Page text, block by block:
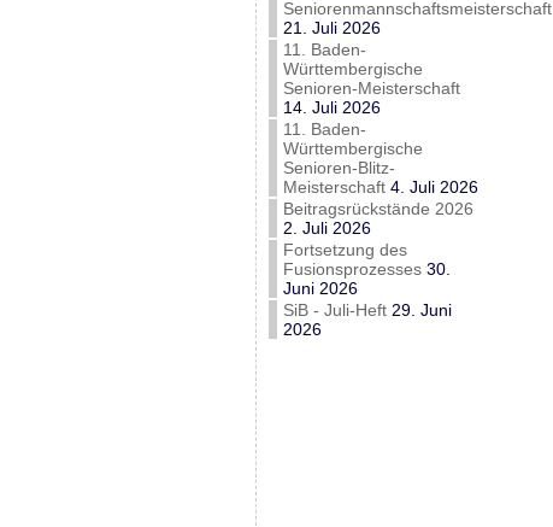
Seniorenmannschaftsmeisterschaft
21. Juli 2026
11. Baden-
Württembergische
Senioren-Meisterschaft
14. Juli 2026
11. Baden-
Württembergische
Senioren-Blitz-
Meisterschaft 4. Juli 2026
Beitragsrückstände 2026
2. Juli 2026
Fortsetzung des
Fusionsprozesses 30.
Juni 2026
SiB - Juli-Heft 29. Juni
2026